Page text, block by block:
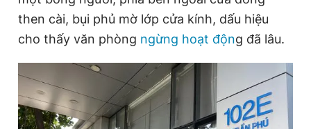
Theo dõi báo trên
0906 645 777
Liên hệ quảng cáo
0908 780 404
Đặt báo Quảng cáo RSS Tòa soạn Chính sách bảo
then cài, bụi phủ mờ lớp cửa kính, dấu hiệu
cho thấy văn phòng ngừng hoạt động đã lâu.